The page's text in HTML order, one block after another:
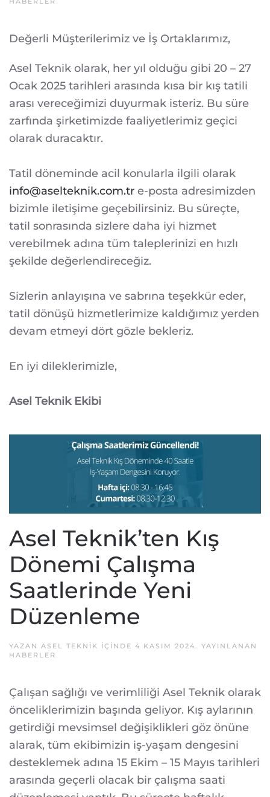
Değerli Müşterilerimiz ve İş Ortaklarımız,
Asel Teknik olarak, her yıl olduğu gibi 20 – 27
Ocak 2025 tarihleri arasında kısa bir kış tatili
arası vereceğimizi duyurmak isteriz. Bu süre
zarfında şirketimizde faaliyetlerimiz geçici
olarak duracaktır.
Tatil döneminde acil konularla ilgili olarak
info@aselteknik.com.tr e-posta adresimizden
bizimle iletişime geçebilirsiniz. Bu süreçte,
tatil sonrasında sizlere daha iyi hizmet
verebilmek adına tüm taleplerinizi en hızlı
şekilde değerlendireceğiz.
Sizlerin anlayışına ve sabrına teşekkür eder,
tatil dönüşü hizmetlerimize kaldığımız yerden
devam etmeyi dört gözle bekleriz.
En iyi dileklerimizle,
Asel Teknik Ekibi
Asel Teknik’ten Kış
Dönemi Çalışma
Saatlerinde Yeni
Düzenleme
YAZAN ASEL TEKNIK IÇINDE 4 KASIM 2024
. YAYINLANAN
HABERLER
Çalışan sağlığı ve verimliliği Asel Teknik olarak
önceliklerimizin başında geliyor. Kış aylarının
getirdiği mevsimsel değişiklikleri göz önüne
alarak, tüm ekibimizin iş-yaşam dengesini
desteklemek adına 15 Ekim – 15 Mayıs tarihleri
arasında geçerli olacak bir çalışma saati